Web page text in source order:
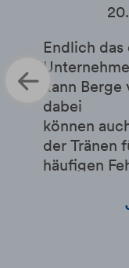
Endlich
kann
dabei
können
der Tränen
häufigen
Ansätzen,